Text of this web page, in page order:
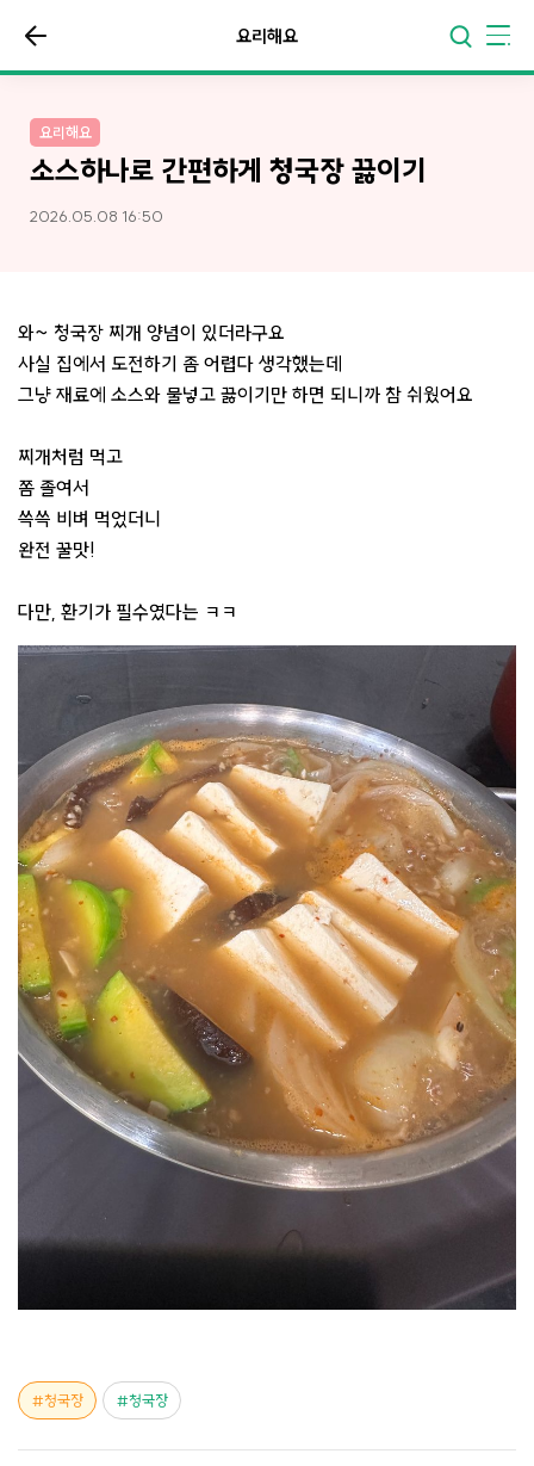
요리해요
요리해요
소스하나로 간편하게 청국장 끓이기
2026.05.08 16:50
와~ 청국장 찌개 양념이 있더라구요
사실 집에서 도전하기 좀 어렵다 생각했는데
그냥 재료에 소스와 물넣고 끓이기만 하면 되니까 참 쉬웠어요
찌개처럼 먹고
쫌 졸여서
쓱쓱 비벼 먹었더니
완전 꿀맛!
다만, 환기가 필수였다는 ㅋㅋ
청국장 청국장